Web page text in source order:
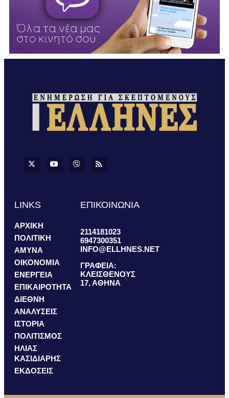
LINKS
ΑΡΧΙΚΗ
ΠΟΛΙΤΙΚΗ
ΑΜΥΝΑ
ΟΙΚΟΝΟΜΙΑ
ΕΝΕΡΓΕΙΑ
ΕΠΙΚΑΙΡΟΤΗΤΑ
ΔΙΕΘΝΗ
ΑΝΑΛΥΣΕΙΣ
ΙΣΤΟΡΙΑ
ΠΟΛΙΤΙΣΜΟΣ
ΗΛΙΑΣ
ΚΑΣΙΔΙΑΡΗΣ
ΕΚΔΟΣΕΙΣ
ΕΠΙΚΟΙΝΩΝΙΑ
2114181023
6947300351
INFO@ELLHNES.NET
ΓΡΑΦΕΙΑ:
ΚΛΕΙΣΘΕΝΟΥΣ
17, ΑΘΗΝΑ